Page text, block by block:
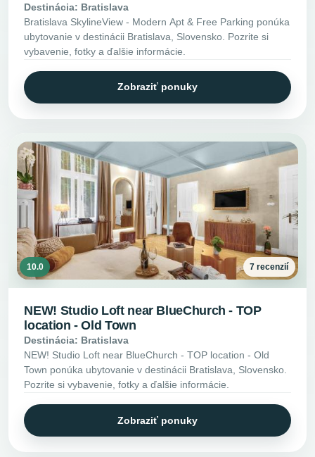
Destinácia: Bratislava
Bratislava SkylineView - Modern Apt & Free Parking ponúka
ubytovanie v destinácii Bratislava, Slovensko. Pozrite si
vybavenie, fotky a ďalšie informácie.
Zobraziť ponuky
10.0 7 recenzií
NEW! Studio Loft near BlueChurch - TOP
location - Old Town
Destinácia: Bratislava
NEW! Studio Loft near BlueChurch - TOP location - Old
Town ponúka ubytovanie v destinácii Bratislava, Slovensko.
Pozrite si vybavenie, fotky a ďalšie informácie.
Zobraziť ponuky